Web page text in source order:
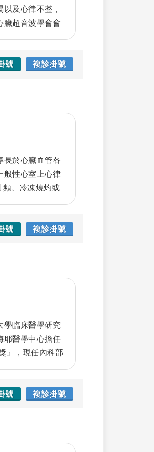
及心律不整，
臟超音波學會會
號 複診掛號
長於心臟血管各
般性心室上心律
頻、冷凍燒灼或
療，林醫師與冠
號 複診掛號
學臨床醫學研究
耶醫學中心擔任
』，現任內科部
負責人，2017亦
號 複診掛號